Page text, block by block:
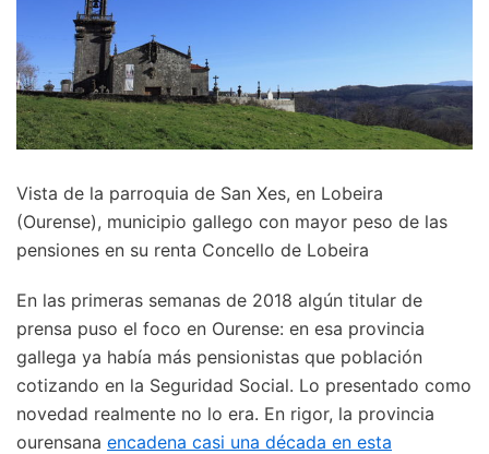
Vista de la parroquia de San Xes, en Lobeira
(Ourense), municipio gallego con mayor peso de las
pensiones en su renta Concello de Lobeira
En las primeras semanas de 2018 algún titular de
prensa puso el foco en Ourense: en esa provincia
gallega ya había más pensionistas que población
cotizando en la Seguridad Social. Lo presentado como
novedad realmente no lo era. En rigor, la provincia
ourensana encadena casi una década en esta